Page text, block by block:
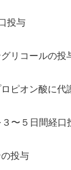
投与
コールの投
オン酸に代謝
５日間経口投
投与